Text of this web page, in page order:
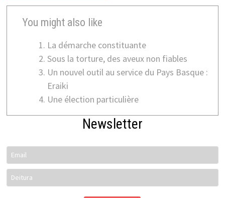
You might also like
La démarche constituante
Sous la torture, des aveux non fiables
Un nouvel outil au service du Pays Basque :
Eraiki
Une élection particulière
Newsletter